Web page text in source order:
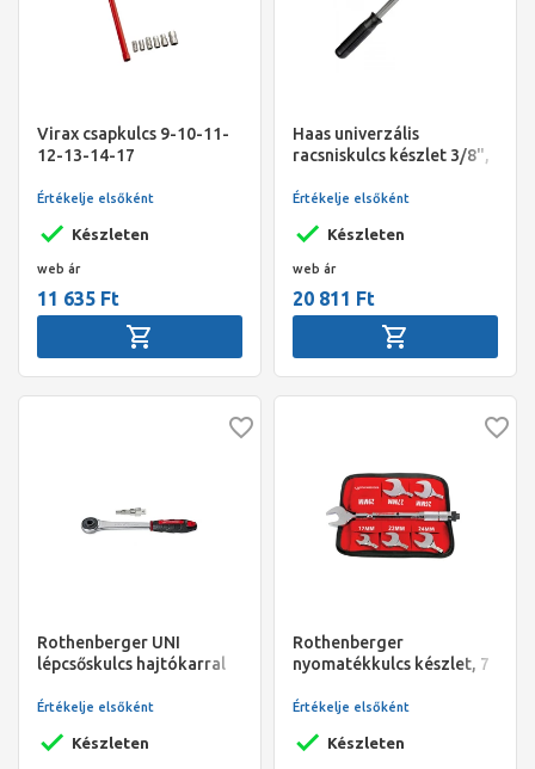
Virax csapkulcs 9-10-11-
12-13-14-17
Készleten
Értékelje elsőként
web ár
11 635 Ft
Haas univerzális
racsniskulcs készlet 3/8",
Készleten
Értékelje elsőként
web ár
20 811 Ft
Rothenberger UNI
lépcsőskulcs hajtókarral
Készleten
Értékelje elsőként
Rothenberger
nyomatékkulcs készlet, 7
Készleten
Értékelje elsőként